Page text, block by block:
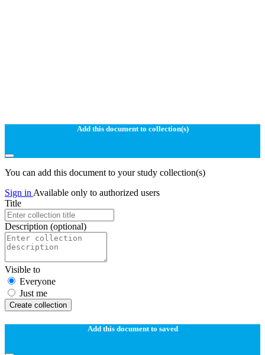
Add this document to collection(s)
You can add this document to your study collection(s)
Sign in Available only to authorized users
Title
Description (optional)
Visible to
Everyone
Just me
Create collection
Add this document to saved